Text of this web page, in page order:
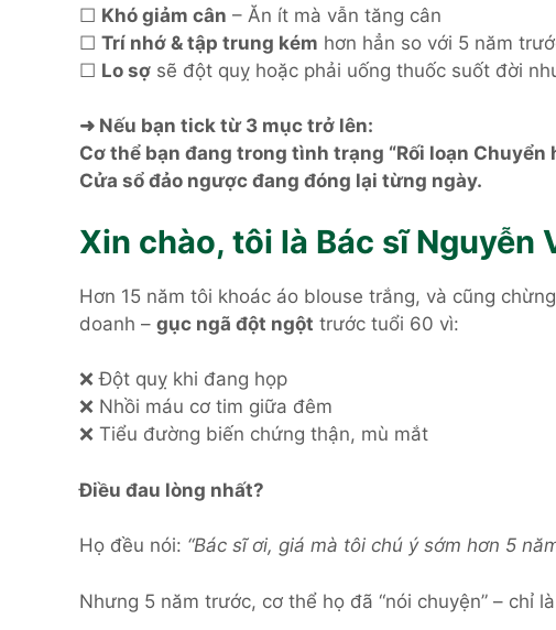
☐ Khó giảm cân – Ăn ít mà vẫn tăng cân
☐ Trí nhớ & tập trung kém hơn hẳn so với 5 năm
☐ Lo sợ sẽ đột quỵ hoặc phải uống thuốc suốt đời
➜ Nếu bạn tick từ 3 mục trở lên:
Cơ thể bạn đang trong tình trạng “Rối loạn Chuyển
Cửa sổ đảo ngược đang đóng lại từng ngày.
Xin chào, tôi là Bác sĩ Nguyễn
Hơn 15 năm tôi khoác áo blouse trắng, và cũng
doanh – gục ngã đột ngột trước tuổi 60 vì:
❌ Đột quỵ khi đang họp
❌ Nhồi máu cơ tim giữa đêm
❌ Tiểu đường biến chứng thận, mù mắt
Điều đau lòng nhất?
Họ đều nói: “Bác sĩ ơi, giá mà tôi chú ý sớm hơn 5
Nhưng 5 năm trước, cơ thể họ đã “nói chuyện” – chỉ